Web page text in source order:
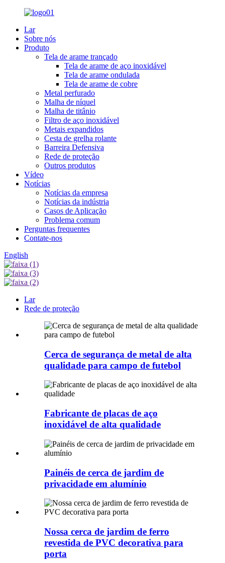
Lar
Sobre nós
Produto
Tela de arame trançado
Tela de arame de aço inoxidável
Tela de arame ondulada
Tela de arame de cobre
Metal perfurado
Malha de níquel
Malha de titânio
Filtro de aço inoxidável
Metais expandidos
Cesta de grelha rolante
Barreira Defensiva
Rede de proteção
Outros produtos
Vídeo
Notícias
Notícias da empresa
Notícias da indústria
Casos de Aplicação
Problema comum
Perguntas frequentes
Contate-nos
English
Lar
Rede de proteção
Cerca de segurança de metal de alta
qualidade para campo de futebol
Fabricante de placas de aço
inoxidável de alta qualidade
Painéis de cerca de jardim de
privacidade em alumínio
Nossa cerca de jardim de ferro
revestida de PVC decorativa para
porta